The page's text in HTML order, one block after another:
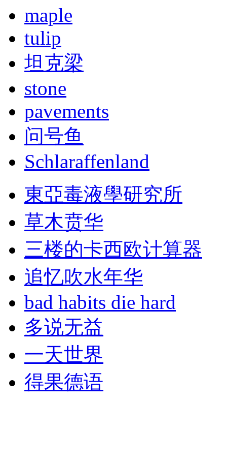
maple
tulip
坦克梁
stone
pavements
问号鱼
Schlaraffenland
東亞毒液學研究所
草木贲华
三楼的卡西欧计算器
追忆吹水年华
bad habits die hard
多说无益
一天世界
得果德语